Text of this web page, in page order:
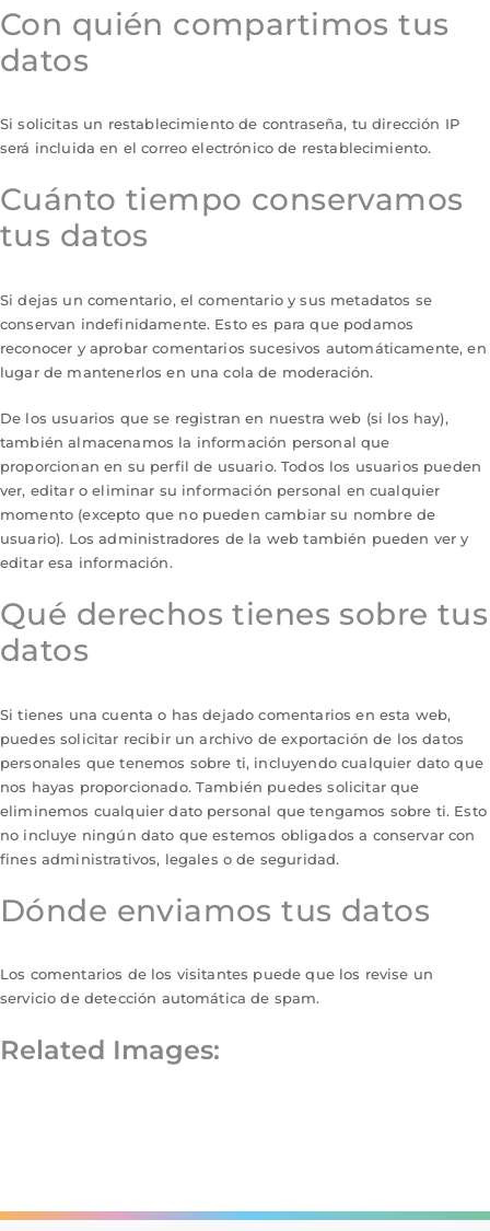
Con quién compartimos tus
datos
Si solicitas un restablecimiento de contraseña, tu dirección IP
será incluida en el correo electrónico de restablecimiento.
Cuánto tiempo conservamos
tus datos
Si dejas un comentario, el comentario y sus metadatos se
conservan indefinidamente. Esto es para que podamos
reconocer y aprobar comentarios sucesivos automáticamente, en
lugar de mantenerlos en una cola de moderación.
De los usuarios que se registran en nuestra web (si los hay),
también almacenamos la información personal que
proporcionan en su perfil de usuario. Todos los usuarios pueden
ver, editar o eliminar su información personal en cualquier
momento (excepto que no pueden cambiar su nombre de
usuario). Los administradores de la web también pueden ver y
editar esa información.
Qué derechos tienes sobre tus
datos
Si tienes una cuenta o has dejado comentarios en esta web,
puedes solicitar recibir un archivo de exportación de los datos
personales que tenemos sobre ti, incluyendo cualquier dato que
nos hayas proporcionado. También puedes solicitar que
eliminemos cualquier dato personal que tengamos sobre ti. Esto
no incluye ningún dato que estemos obligados a conservar con
fines administrativos, legales o de seguridad.
Dónde enviamos tus datos
Los comentarios de los visitantes puede que los revise un
servicio de detección automática de spam.
Related Images: